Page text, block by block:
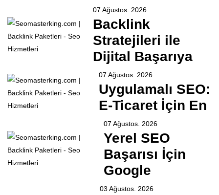
07 Ağustos. 2026
Backlink
Stratejileri ile
Dijital Başarıya
07 Ağustos. 2026
Uygulamalı SEO:
E-Ticaret İçin En
07 Ağustos. 2026
Yerel SEO
Başarısı İçin
Google
03 Ağustos. 2026